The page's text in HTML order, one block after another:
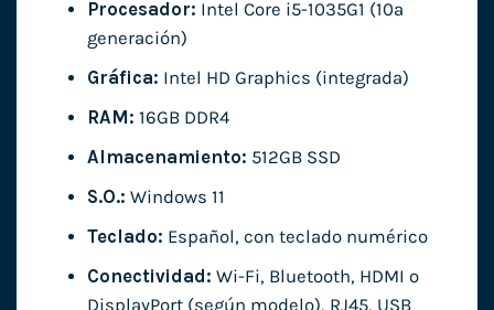
Procesador: Intel Core i5-1035G1 (10ª
generación)
Gráfica: Intel HD Graphics (integrada)
RAM: 16GB DDR4
Almacenamiento: 512GB SSD
S.O.: Windows 11
Teclado: Español, con teclado numérico
Conectividad: Wi-Fi, Bluetooth, HDMI o
DisplayPort (según modelo), RJ45, USB